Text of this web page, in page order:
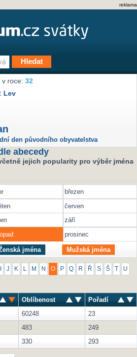
reklama
v roce:32
Lev
den původního obyvatelstva
abecedy
jejich popularity pro výběr jména
březen
červen
září
prosinec
jména Mužská jména
J K M N O P Q R Ř S Š U
Oblíbenost
Pořadí
60248
23
483
249
330 293